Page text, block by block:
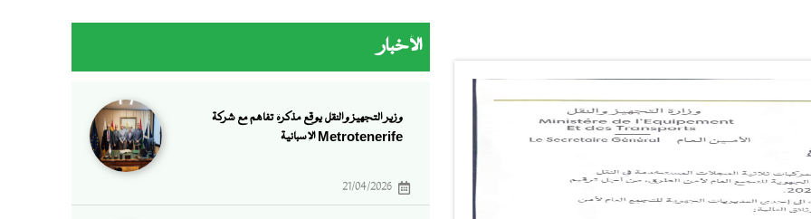
الأخبار
وزير التجهيز والنقل يوقع مذكرة تفاهم مع شركة
Metrotenerife الإسبانية
21/04/2026